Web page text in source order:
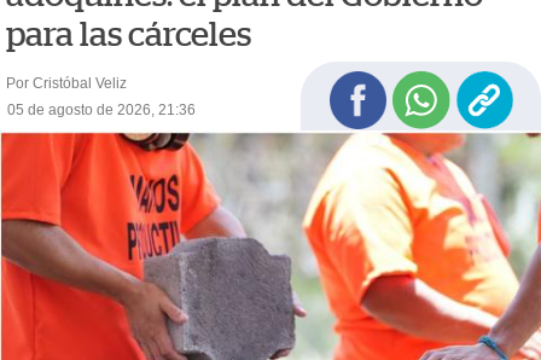
para las cárceles
Por Cristóbal Veliz
05 de agosto de 2026, 21:36